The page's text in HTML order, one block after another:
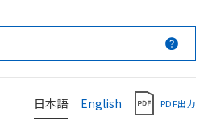
日本語 English PDF出力